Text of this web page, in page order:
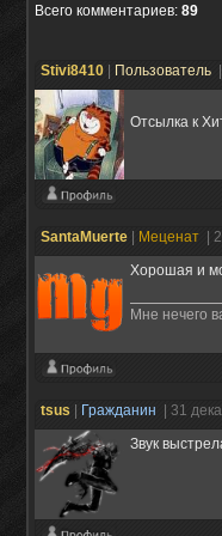
Всего комментариев: 89
Stivi8410 Пользователь
Отсылка к
SantaMuerte Меценат
|
Хорошая и
Мне нечего
tsus Гражданин
| 31
Звук